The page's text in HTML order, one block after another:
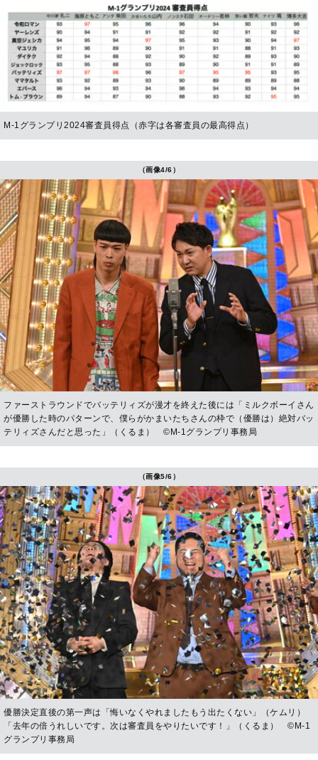
M-1グランプリ2024審査員得点（赤字は各審査員の最高得点）
（画像4/6）
ファーストラウンドでバッテリィズが漫才を終えた後には「ミルクボーイさん
が優勝した時のパターンで、僕らがかまいたちさんの枠で（優勝は）絶対バッ
テリィズさんだと思った」（くるま） ©︎M-1グランプリ事務局
（画像5/6）
優勝決定直後の第一声は「悔いなくやれましたもう出たくない」（ケムリ）
「去年の倍うれしいです。次は審査員をやりたいです！」（くるま） ©︎M-1
グランプリ事務局